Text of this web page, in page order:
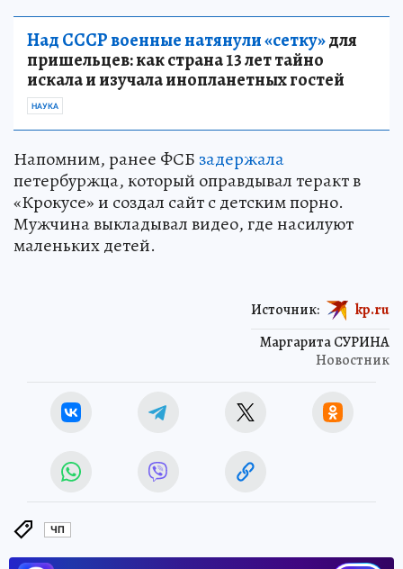
Над СССР военные натянули «сетку»для
пришельцев: как страна 13 лет тайно
искала и изучала инопланетных гостей
НАУКА
Напомним, ранее ФСБ задержала
петербуржца, который оправдывал теракт в
«Крокусе» и создал сайт с детским порно.
Мужчина выкладывал видео, где насилуют
маленьких детей.
Маргарита СУРИНА
Новостник
Источник: kp.ru
ЧП